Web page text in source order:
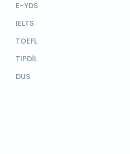
E-YDS
IELTS
TOEFL
TIPDİL
DUS